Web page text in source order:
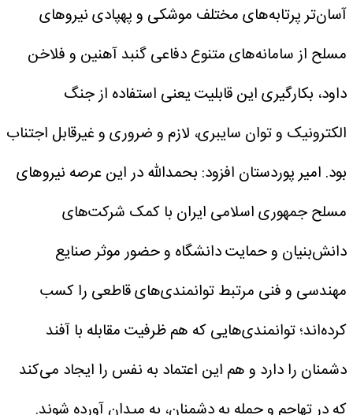
آسان‌تر پرتابه‌های مختلف موشکی و پهپادی نیروهای
مسلح از سامانه‌های متنوع دفاعی گنبد آهنین و فلاخن
داود، بکارگیری این قابلیت یعنی استفاده از جنگ
الکترونیک و توان سایبری، لازم و ضروری و غیرقابل اجتناب
بود. امیر پوردستان افزود: بحمدالله در این عرصه نیروهای
مسلح جمهوری اسلامی ایران با کمک شرکت‌های
دانش‌بنیان و حمایت دانشگاه و حضور موثر صنایع
مهندسی و فنی مرتبط توانمندی‌های قاطعی را کسب
کرده‌اند؛ توانمندی‌هایی که هم ظرفیت مقابله با آفند
دشمنان را دارد و هم این اعتماد به نفس را ایجاد می‌کند